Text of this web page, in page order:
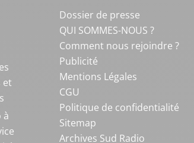
et
à
Dossier de presse
QUI SOMMES-NOUS ?
Comment nous rejoindre ?
Publicité
Mentions Légales
CGU
Politique de confidentialité
Sitemap
Archives Sud Radio